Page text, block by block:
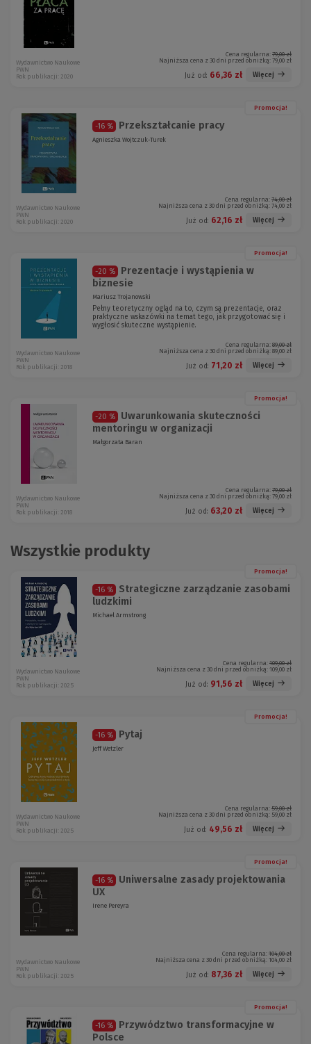
Cena regularna: 79,00 zł
Najniższa cena z 30 dni przed obniżką: 79,00 zł
Już od: 66,36 zł Więcej
Wydawnictwo Naukowe
PWN
Rok publikacji: 2020
Promocja!
-16 % Przekształcanie pracy
Agnieszka Wojtczuk-Turek
Cena regularna: 74,00 zł
Najniższa cena z 30 dni przed obniżką: 74,00 zł
Już od: 62,16 zł Więcej
Wydawnictwo Naukowe
PWN
Rok publikacji: 2020
Promocja!
-20 %
Prezentacje i wystąpienia w
biznesie
Mariusz Trojanowski
Pełny teoretyczny ogląd na to, czym są prezentacje, oraz
praktyczne wskazówki na temat tego, jak przygotować się i
wygłosić skuteczne wystąpienie.
Cena regularna: 89,00 zł
Najniższa cena z 30 dni przed obniżką: 89,00 zł
Już od: 71,20 zł Więcej
Wydawnictwo Naukowe
PWN
Rok publikacji: 2018
Promocja!
-20 %
Uwarunkowania skuteczności
mentoringu w organizacji
Małgorzata Baran
Cena regularna: 79,00 zł
Najniższa cena z 30 dni przed obniżką: 79,00 zł
Już od: 63,20 zł Więcej
Wydawnictwo Naukowe
PWN
Rok publikacji: 2018
Wszystkie produkty
Promocja!
-16 %
Strategiczne zarządzanie zasobami
ludzkimi
Michael Armstrong
Cena regularna: 109,00 zł
Najniższa cena z 30 dni przed obniżką: 109,00 zł
Już od: 91,56 zł Więcej
Wydawnictwo Naukowe
PWN
Rok publikacji: 2025
Promocja!
-16 % Pytaj
Jeff Wetzler
Cena regularna: 59,00 zł
Najniższa cena z 30 dni przed obniżką: 59,00 zł
Już od: 49,56 zł Więcej
Wydawnictwo Naukowe
PWN
Rok publikacji: 2025
Promocja!
-16 %
Uniwersalne zasady projektowania
UX
Irene Pereyra
Cena regularna: 104,00 zł
Najniższa cena z 30 dni przed obniżką: 104,00 zł
Już od: 87,36 zł Więcej
Wydawnictwo Naukowe
PWN
Rok publikacji: 2025
Promocja!
-16 %
Przywództwo transformacyjne w
Polsce